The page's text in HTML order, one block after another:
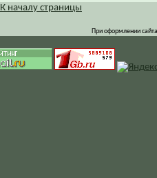
К началу страницы
При оформлении